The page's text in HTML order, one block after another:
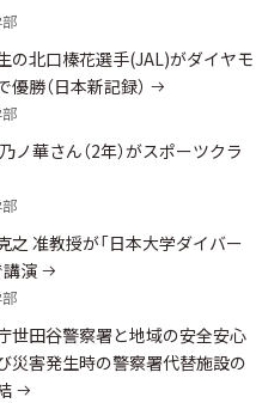
北口榛花選手(JAL)がダイヤモ
勝（日本新記録）
華さん（2年）がスポーツクラ
准教授が「日本大学ダイバー
講演
田谷警察署と地域の安全安心
災害発生時の警察署代替施設の